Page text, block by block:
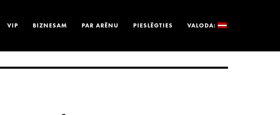
VIP BIZNESAM PAR ARĒNU PIESLĒGTIES VALODA: